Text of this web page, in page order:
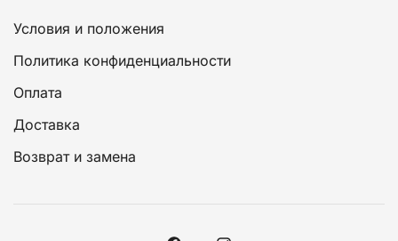
Условия и положения
Политика конфиденциальности
Оплата
Доставка
Возврат и замена